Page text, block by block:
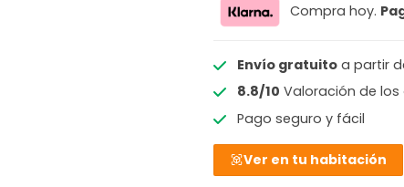
Compra hoy.
Envío gratuitoa partir
8.8/10 Valoración de los
Pago seguro y fácil
Ver en tu habitación